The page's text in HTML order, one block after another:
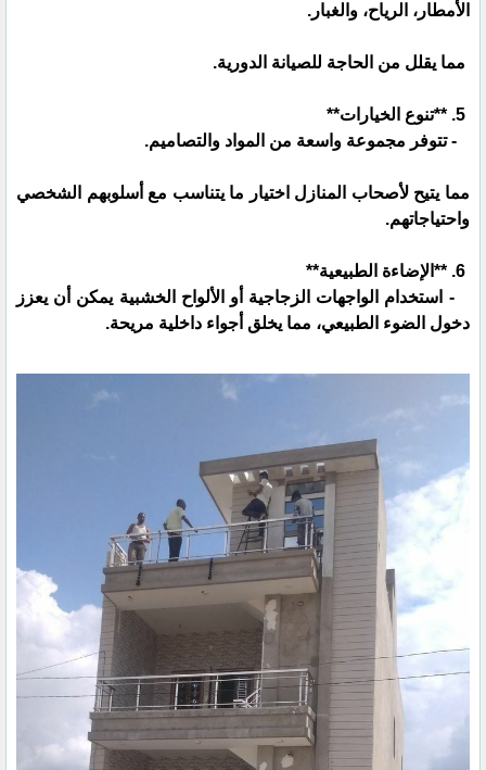
الأمطار، الرياح، والغبار.
مما يقلل من الحاجة للصيانة الدورية.
- تتوفر مجموعة واسعة من المواد والتصاميم.
مما يتيح لأصحاب المنازل اختيار ما يتناسب مع أسلوبهم الشخصي
واحتياجاتهم.
- استخدام الواجهات الزجاجية أو الألواح الخشبية يمكن أن يعزز
دخول الضوء الطبيعي، مما يخلق أجواء داخلية مريحة.